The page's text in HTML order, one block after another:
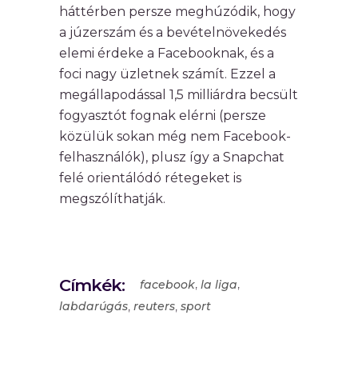
háttérben persze meghúzódik, hogy
a júzerszám és a bevételnövekedés
elemi érdeke a Facebooknak, és a
foci nagy üzletnek számít. Ezzel a
megállapodással 1,5 milliárdra becsült
fogyasztót fognak elérni (persze
közülük sokan még nem Facebook-
felhasználók), plusz így a Snapchat
felé orientálódó rétegeket is
megszólíthatják.
Címkék: facebook, la liga,
labdarúgás, reuters, sport